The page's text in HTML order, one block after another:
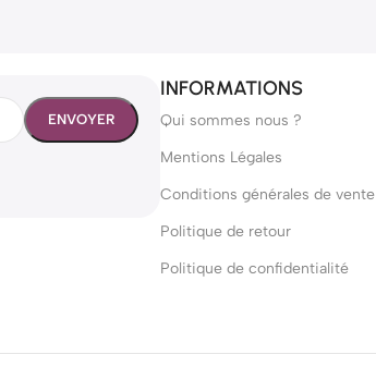
INFORMATIONS
Qui sommes nous ?
Mentions Légales
Conditions générales de vente
Politique de retour
Politique de confidentialité